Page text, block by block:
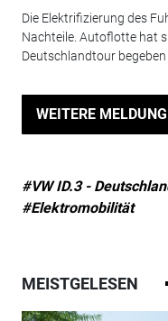
Die Elektrifizierung des
Nachteile. Autoflotte hat
Deutschlandtour begeben
WEITERE
#VW ID.3 -
#Elektromobilität
MEISTGELESEN